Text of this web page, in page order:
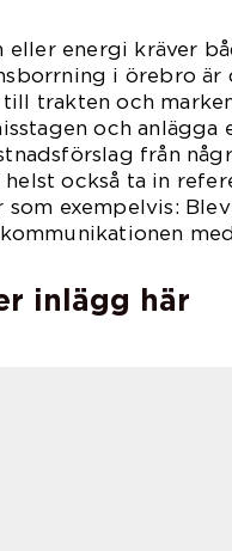
energi kräver
i örebro
trakten och
och anlägga
från
också ta in
exempelvis:
inlägg här